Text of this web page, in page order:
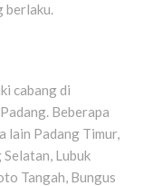
berlaku.
cabang di
Beberapa
lain Padang Timur,
Lubuk
Tangah, Bungus